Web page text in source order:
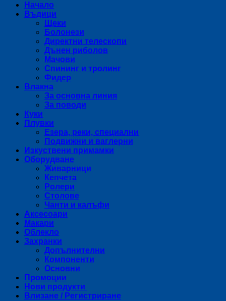
Начало
Въдици
Щеки
Болонези
Директни телескопи
Дънен риболов
Мачови
Спининг и тролинг
Фидер
Влакна
За основна линия
За поводи
Куки
Плувки
Езера, реки, специални
Подвижни и ваглерни
Изкуствени примамки
Оборудване
Живарници
Кепчета
Ролери
Столове
Чанти и калъфи
Аксесоари
Макари
Облекло
Захранки
Допълнителни
Компоненти
Основни
Промоции
Нови продукти
Влизане / Регистриране